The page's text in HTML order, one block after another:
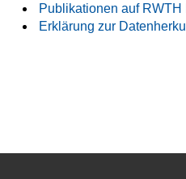
Publikationen auf
Erklärung zur